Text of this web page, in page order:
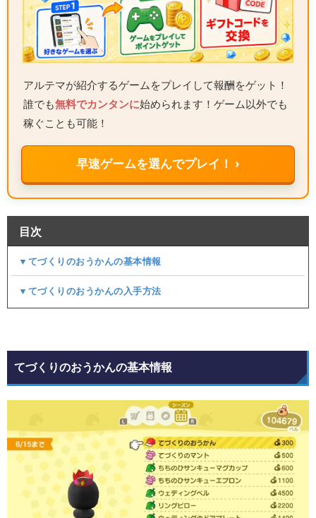
アルテマが紹介するゲームをプレイして報酬をゲット！
誰でも無料でカンタンに始められます！ゲーム以外でも
稼ぐことも可能！
早速ゲームを選んでプレイ！ ›
目次
▼てづくりのおうかんの基本情報
▼てづくりのおうかんの入手方法
てづくりのおうかんの基本情報